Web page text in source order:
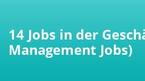
14 Jobs in der
Management Jobs)